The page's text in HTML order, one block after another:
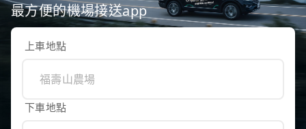
最方便的機場接送app
上車地點
下車地點